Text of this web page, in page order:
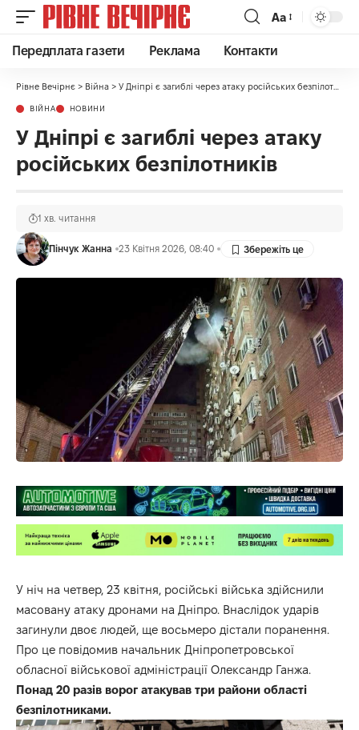
Аа
Передплата газети Реклама Контакти
Рівне Вечірнє > Війна > У Дніпрі є загиблі через атаку російських безпілотників
ВІЙНА НОВИНИ
У Дніпрі є загиблі через атаку
російських безпілотників
Пінчук Жанна 23 Квітня 2026, 08:40
1 хв. читання
У ніч на четвер, 23 квітня, російські війська здійснили
масовану атаку дронами на Дніпро. Внаслідок ударів
загинули двоє людей, ще восьмеро дістали поранення.
Про це повідомив начальник Дніпропетровської
обласної військової адміністрації Олександр Ганжа.
Понад 20 разів ворог атакував три райони області
безпілотниками.